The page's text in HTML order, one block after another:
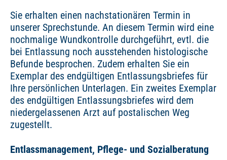
Sie erhalten einen nachstationären Termin in
unserer Sprechstunde. An diesem Termin wird eine
nochmalige Wundkontrolle durchgeführt, evtl. die
bei Entlassung noch ausstehenden histologische
Befunde besprochen. Zudem erhalten Sie ein
Exemplar des endgültigen Entlassungsbriefes für
Ihre persönlichen Unterlagen. Ein zweites Exemplar
des endgültigen Entlassungsbriefes wird dem
niedergelassenen Arzt auf postalischen Weg
zugestellt.
Entlassmanagement, Pflege- und Sozialberatung